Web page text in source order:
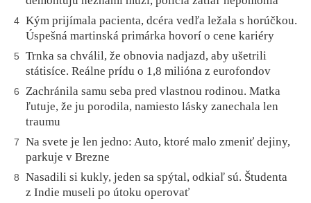
4 Kým prijímala pacienta, dcéra vedľa ležala s horúčkou.
Úspešná martinská primárka hovorí o cene kariéry
5
Trnka sa chválil, že obnovia nadjazd, aby ušetrili
státisíce. Reálne prídu o 1,8 milióna z eurofondov
6
Zachránila samu seba pred vlastnou rodinou. Matka
ľutuje, že ju porodila, namiesto lásky zanechala len
traumu
7
Na svete je len jedno: Auto, ktoré malo zmeniť dejiny,
parkuje v Brezne
8
Nasadili si kukly, jeden sa spýtal, odkiaľ sú. Študenta
z Indie museli po útoku operovať